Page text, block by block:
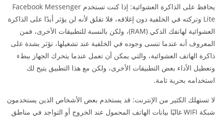
يحافظ على الذاكرة العشوائية: إذا كنت تستخدم Facebook Messenger
Lite وتركته في الخلفية دون إغلاقه، فلا تقلق لأنه لن يؤثر أبدًا على الذاكرة
العشوائية لهاتفك الذكي (RAM)، ولكن بالنسبة للتطبيقات الأخرى، فمن
المعروف أنه عندما تنسى وجوده في الخلفية عند تشغيلها، تؤثر بشدة على
ذاكرة الهاتف العشوائية، والتي يمكن أن تعمل عندما يتحرك الجهاز ببطء
وتعطيل الأداء بعض التطبيقات الأخرى، ولكن مع هذا التطبيق يتيح لك
استخدامه بحرية تامة.
لا تستهلك الكثير من الإنترنت: قد يستخدم بعض الأشخاص الذين يستخدمون
شبكة WIFI غالبًا بيانات الهاتف المحمول عند الخروج أو التواجد في مناطق